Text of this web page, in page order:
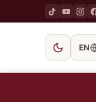
EN